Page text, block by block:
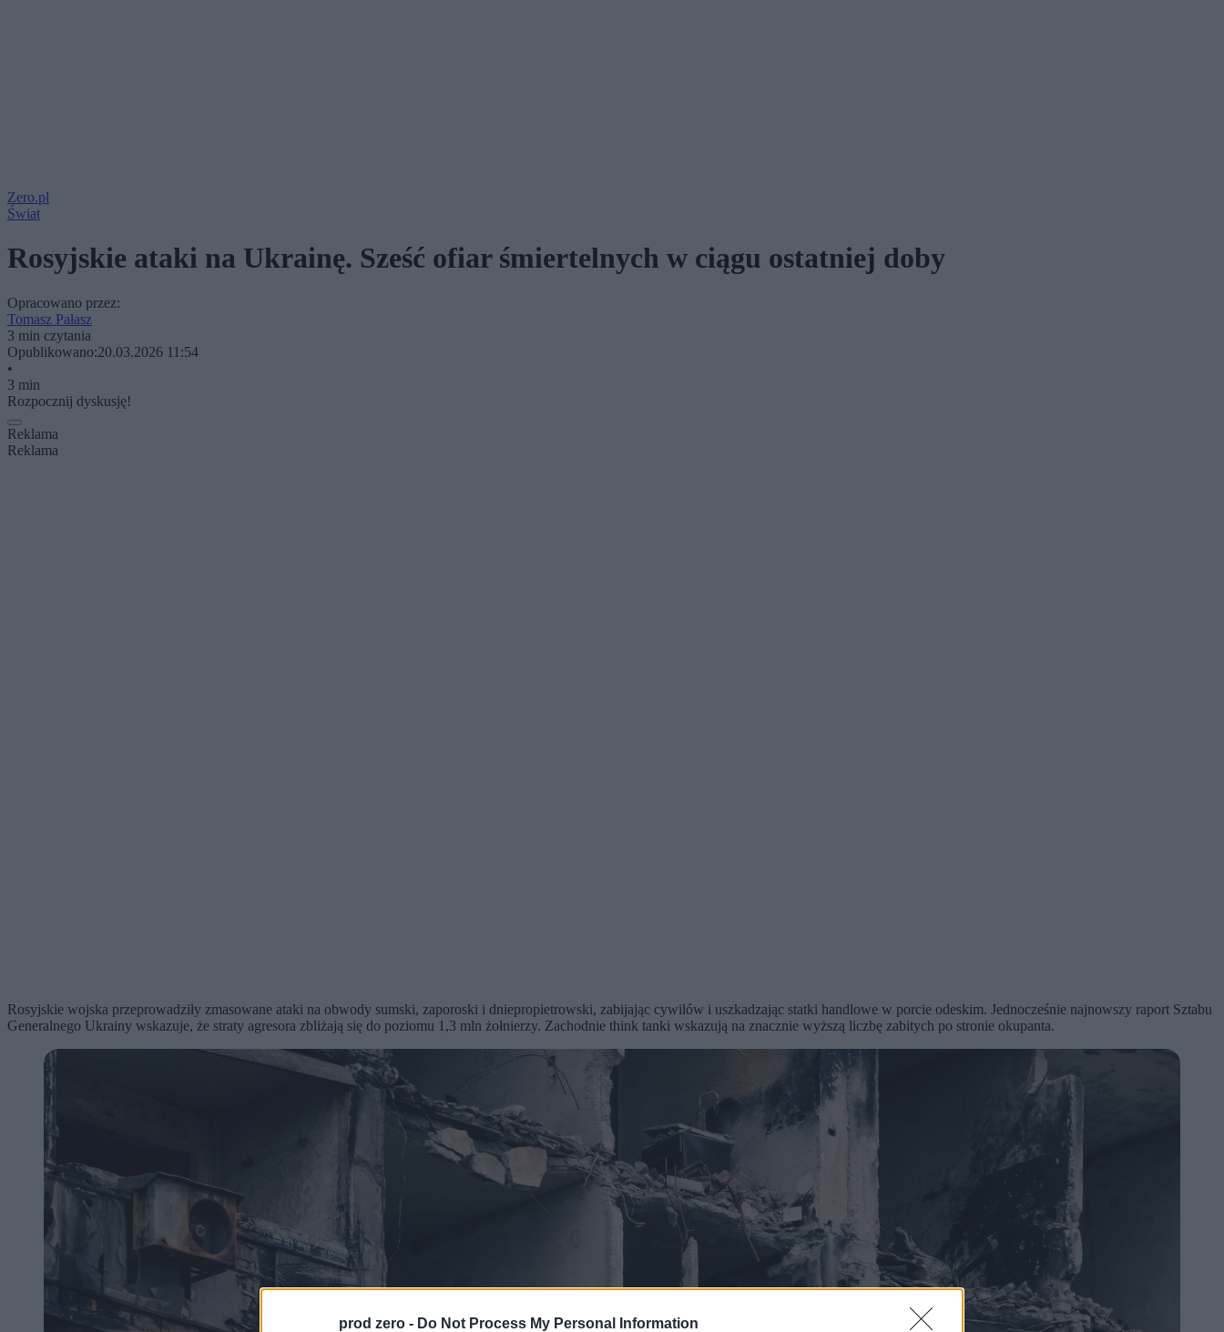
prod zero - Do Not Process My Personal Information
Zero.pl
Świat
Rosyjskie ataki na Ukrainę. Sześć ofiar śmiertelnych w ciągu ostatniej doby
Opracowano przez:
Tomasz Pałasz
3 min czytania
Opublikowano:20.03.2026 11:54
•
3 min
Rozpocznij dyskusję!
Reklama
Reklama
Rosyjskie wojska przeprowadziły zmasowane ataki na obwody sumski, zaporoski i dniepropietrowski, zabijając cywilów i uszkadzając statki handlowe w porcie odeskim. Jednocześnie najnowszy raport Sztabu
Generalnego Ukrainy wskazuje, że straty agresora zbliżają się do poziomu 1,3 mln żołnierzy. Zachodnie think tanki wskazują na znacznie wyższą liczbę zabitych po stronie okupanta.